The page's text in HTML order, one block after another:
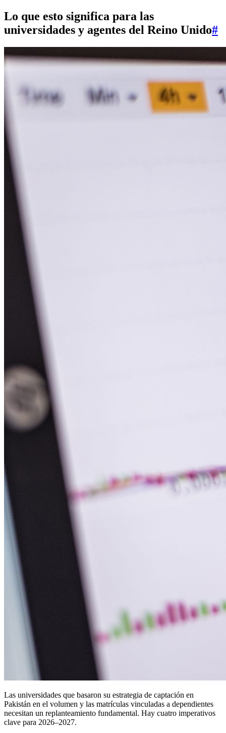
Lo que esto significa para las
universidades y agentes del Reino Unido#
Las universidades que basaron su estrategia de captación en
Pakistán en el volumen y las matrículas vinculadas a dependientes
necesitan un replanteamiento fundamental. Hay cuatro imperativos
clave para 2026–2027.